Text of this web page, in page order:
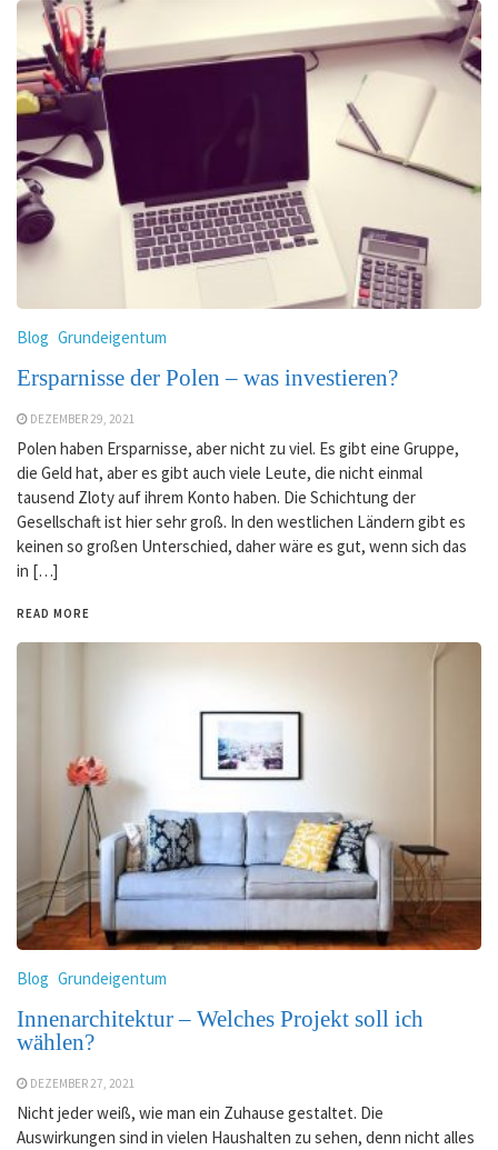
Blog Grundeigentum
Ersparnisse der Polen – was investieren?
DEZEMBER 29, 2021
Polen haben Ersparnisse, aber nicht zu viel. Es gibt eine Gruppe,
die Geld hat, aber es gibt auch viele Leute, die nicht einmal
tausend Zloty auf ihrem Konto haben. Die Schichtung der
Gesellschaft ist hier sehr groß. In den westlichen Ländern gibt es
keinen so großen Unterschied, daher wäre es gut, wenn sich das
in […]
READ MORE
Blog Grundeigentum
Innenarchitektur – Welches Projekt soll ich
wählen?
DEZEMBER 27, 2021
Nicht jeder weiß, wie man ein Zuhause gestaltet. Die
Auswirkungen sind in vielen Haushalten zu sehen, denn nicht alles